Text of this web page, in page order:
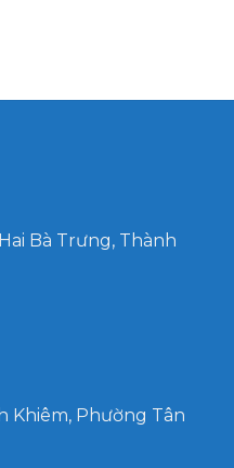
Bà Trưng, Thành
Khiêm, Phường Tân